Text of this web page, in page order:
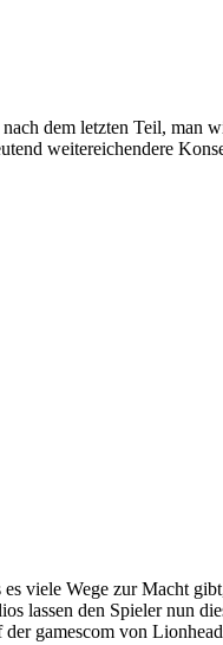
dem letzten Teil, man
weitereichendere
viele Wege zur Macht
lassen den Spieler nun
gamescom von